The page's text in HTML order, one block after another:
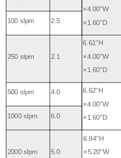
×4.00''W
×1.60''D
100 slpm
2.5
250 slpm 2.1
6.61''H
×4.00''W
×1.60''D
500 slpm 4.0
6.62''H
×4.00''W
×1.60''D
1000 slpm 6.0
2000 slpm 5.0
6.94''H
×5.20''W